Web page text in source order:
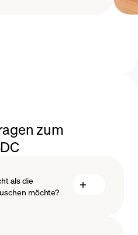
zum
als die
möchte?